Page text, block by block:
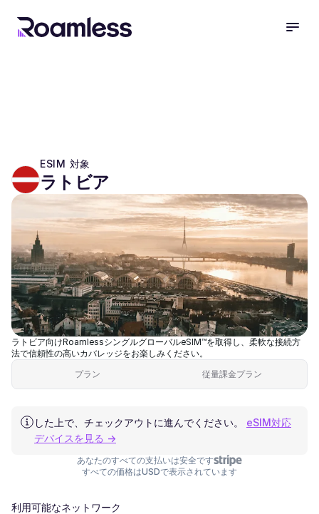
ESIM 対象
ラトビア
ラトビア向けRoamlessシングルグローバルeSIM™を取得し、柔軟な接続方
法で信頼性の高いカバレッジをお楽しみください。
プラン
従量課金プラン
した上で、チェックアウトに進んでください。
eSIM対応
デバイスを見る →
あなたのすべての支払いは安全です
すべての価格はUSDで表示されています
利用可能なネットワーク